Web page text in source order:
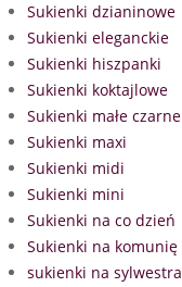
Sukienki dzianinowe
Sukienki eleganckie
Sukienki hiszpanki
Sukienki koktajlowe
Sukienki małe czarne
Sukienki maxi
Sukienki midi
Sukienki mini
Sukienki na co dzień
Sukienki na komunię
sukienki na sylwestra